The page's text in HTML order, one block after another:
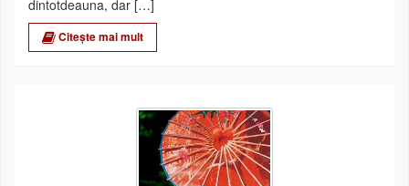
dintotdeauna, dar […]
Citește mai mult